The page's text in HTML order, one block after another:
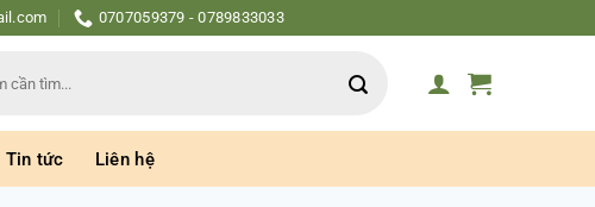
0707059379 - 0789833033
Tin tức Liên hệ